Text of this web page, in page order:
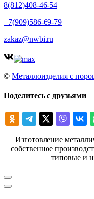
8(812)408-46-54
+7(909)586-69-79
zakaz@nwbi.ru
© Металлоизделия с
Поделитесь с друзьями
Изготовление
собственное
типовые и